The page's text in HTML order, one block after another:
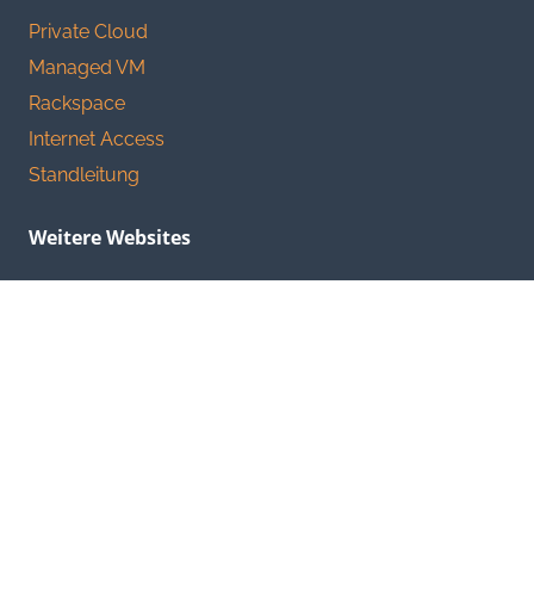
Private Cloud
Managed VM
Rackspace
Internet Access
Standleitung
Weitere Websites